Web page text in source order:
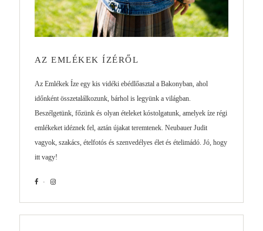
AZ EMLÉKEK ÍZÉRŐL
Az Emlékek Íze egy kis vidéki ebédlőasztal a Bakonyban, ahol
időnként összetalálkozunk, bárhol is legyünk a világban.
Beszélgetünk, főzünk és olyan ételeket kóstolgatunk, amelyek íze régi
emlékeket idéznek fel, aztán újakat teremtenek. Neubauer Judit
vagyok, szakács, ételfotós és szenvedélyes élet és ételimádó. Jó, hogy
itt vagy!